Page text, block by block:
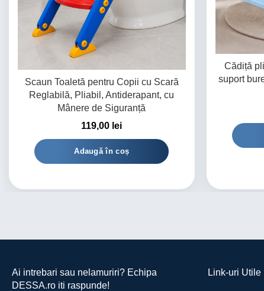
Scaun Toaletă pentru Copii cu Scară
Reglabilă, Pliabil, Antiderapant, cu
Mânere de Siguranță
119,00 lei
Adaugă în coș
Cădiță
suport
Ai intrebari sau nelamuriri? Echipa
DESSA.ro iti raspunde!
Link-uri Utile